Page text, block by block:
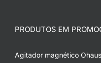
PRODUTOS EM
Agitador magnético